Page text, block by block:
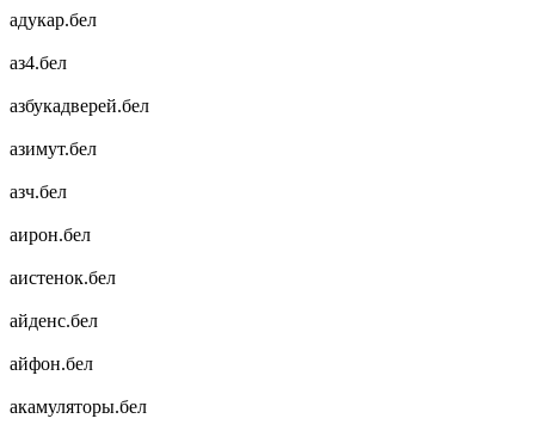
адукар.бел
аз4.бел
азбукадверей.бел
азимут.бел
азч.бел
аирон.бел
аистенок.бел
айденс.бел
айфон.бел
акамуляторы.бел